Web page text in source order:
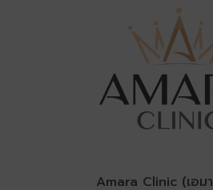
Amara Clinic (เอม